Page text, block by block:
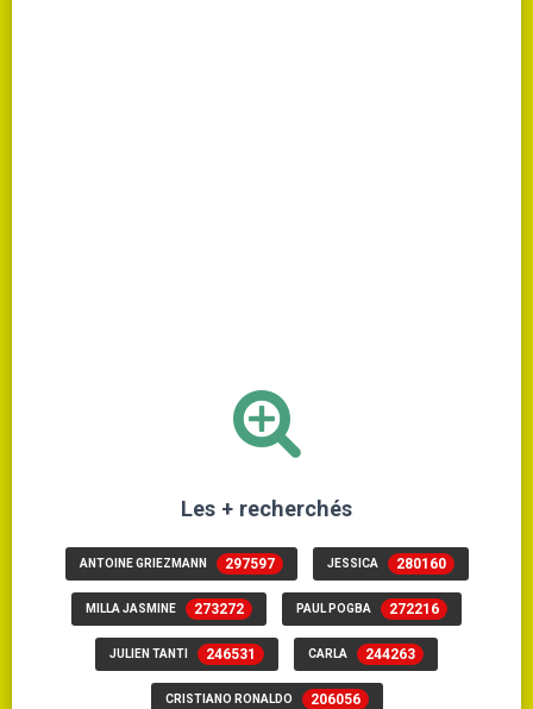
Les + recherchés
ANTOINE GRIEZMANN 297597 JESSICA 280160
MILLA JASMINE 273272 PAUL POGBA 272216
JULIEN TANTI 246531 CARLA 244263
CRISTIANO RONALDO 206056